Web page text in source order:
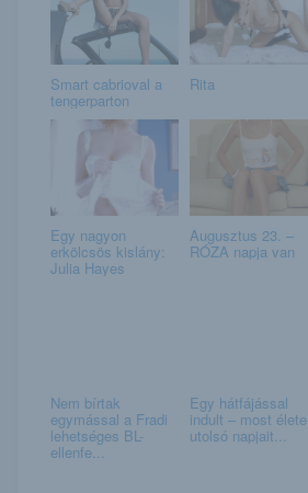
Smart cabrioval a
tengerparton
Rita
Egy nagyon
erkölcsös kislány:
Julia Hayes
Augusztus 23. –
RÓZA napja van
Nem bírtak
egymással a Fradi
lehetséges BL-
ellenfe...
Egy hátfájással
indult – most élete
utolsó napjait...